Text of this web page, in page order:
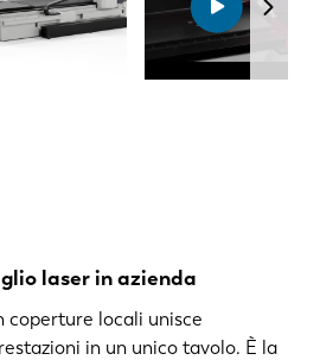
laser in azienda
coperture locali unisce
in un unico tavolo. È la